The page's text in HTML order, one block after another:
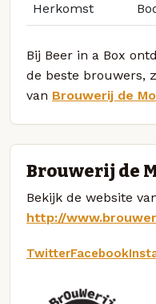
Herkomst
Bij Beer in a Box
de beste brouwers,
van Brouwerij de
Brouwerij de
Bekijk de website
http://
TwitterFacebook